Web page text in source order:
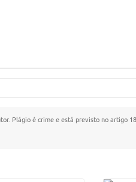
Plágio é crime e está previsto no artigo